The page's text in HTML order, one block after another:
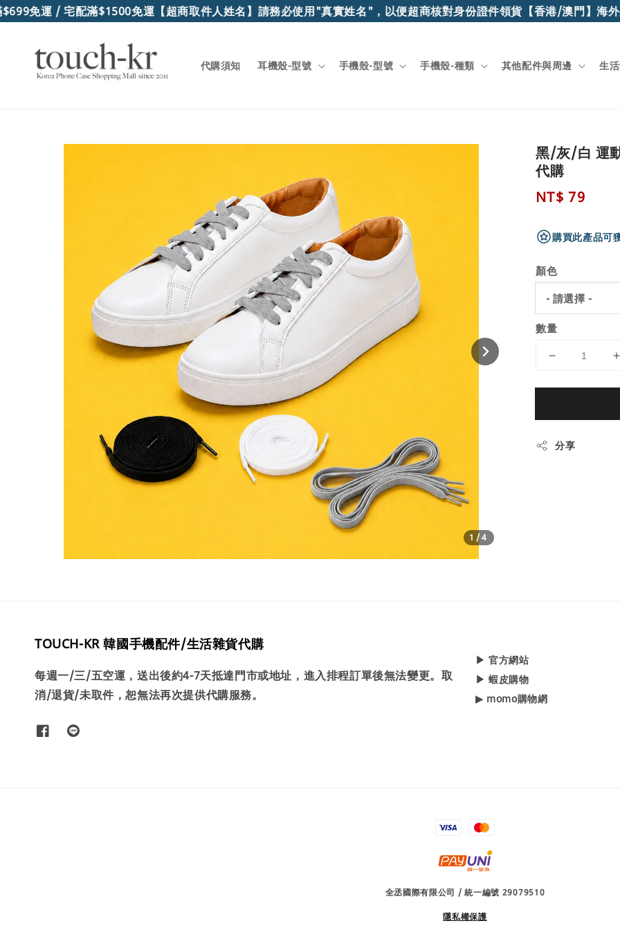
免運 / 宅配滿$1500免運【超商取件人姓名】請務必使用"真實姓名"，以便超商核對身份證件領貨【香港/澳門】海外
代購須知 耳機殼-型號 手機殼-型號 手機殼-種類 其他配件與周邊 生
1 /4
黑/灰/白 運
代購
Regular
NT$ 79
購買此產品可
顏色
數量
分享
TOUCH-KR 韓國手機配件/生活雜貨代購
每週一/三/五空運，送出後約4-7天抵達門市或地址，進入排程訂單後無法變更。取
消/退貨/未取件，恕無法再次提供代購服務。
▶ 官方網站
▶ 蝦皮購物
▶ momo購物網
全丞國際有限公司 / 統一編號 29079510
隱私權保護